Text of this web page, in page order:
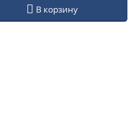
В корзину